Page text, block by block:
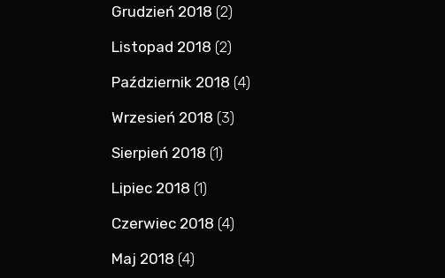
Grudzień 2018 (2)
Listopad 2018 (2)
Październik 2018 (4)
Wrzesień 2018 (3)
Sierpień 2018 (1)
Lipiec 2018 (1)
Czerwiec 2018 (4)
Maj 2018 (4)